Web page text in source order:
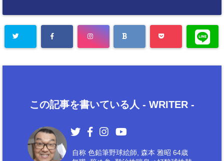
この記事を書いている人 - WRITER -
自称 色鉛筆野球絵師, 森本 雅昭 64歳